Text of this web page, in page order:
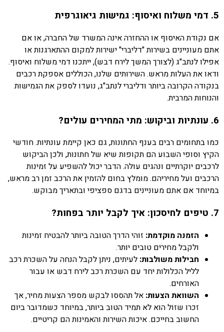
5. דמי משלוח ואיסוף: גמישות גיאוגרפית
אם נקודת האיסוף או ההחזרה אינה המשרד של החברה, או אם
אתם מעוניינים בשירות "דליברי" ישירות למקום ההתארגנות או
אפילו לנתב"ג (לצורך המשך לירח דבש), ייתכנו דמי משלוח ואיסוף.
ודאו את העלות מראש. השירותים שלנו, הכוללים אספקת רכבים
בנקודה הקרובה ביותר ודליברי לנתב"ג, נועדו לספק את הגמישות
והנוחות המרבית.
6. עונתיות וביקוש: מתי המחירים עולים?
כמו בתחומים רבים בענף החתונות, גם כאן קיימת עונתיות. חודשי
הקיץ וסופי השבוע הם תקופות שיא של חתונות, ולכן הביקוש
לרכבים יוקרתיים ונהגים עולה. הדבר יכול להשפיע על זמינות
הרכבים ועל מחיריהם. מומלץ בחום להזמין את הרכב זמן רב מראש,
במיוחד אם אתם מעוניינים בדגם ספציפי ובתאריך מבוקש.
7. טיפים לחיסכון: איך לקבל יותר בפחות?
הזמנה מוקדמת: זוהי הדרך הטובה ביותר להבטיח זמינות
ולקבל מחירים טובים יותר.
חבילות משולבות: לעיתים, ניתן לקבל הנחה על השכרת רכב
לליל הכלולות יחד עם השכרת רכב לירח דבש או עבור
האורחים.
השוואת הצעות: אל תהססו לבקש מספר הצעות מחיר, אך
זכרו שזול הוא לא תמיד הטוב ביותר, במיוחד כשמדובר ביום
החשוב בחייכם. איכות השירות והאמינות הם קריטיים.